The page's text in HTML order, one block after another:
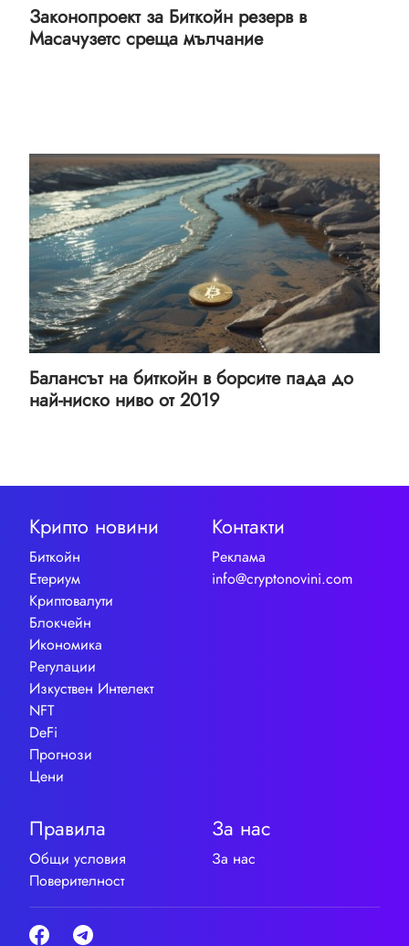
Законопроект за Биткойн резерв в
Масачузетс среща мълчание
Балансът на биткойн в борсите пада до
най-ниско ниво от 2019
Крипто новини
Биткойн
Етериум
Криптовалути
Блокчейн
Икономика
Регулации
Изкуствен Интелект
NFT
DeFi
Прогнози
Цени
Контакти
Реклама
info@cryptonovini.com
Правила
Общи условия
Поверителност
За нас
За нас